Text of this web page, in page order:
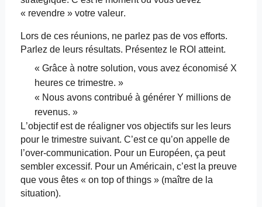
« revendre » votre valeur.
Lors de ces réunions, ne parlez pas de vos efforts.
Parlez de leurs résultats. Présentez le ROI atteint.
« Grâce à notre solution, vous avez économisé X
heures ce trimestre. »
« Nous avons contribué à générer Y millions de
revenus. »
L’objectif est de réaligner vos objectifs sur les leurs
pour le trimestre suivant. C’est ce qu’on appelle de
l’over-communication. Pour un Européen, ça peut
sembler excessif. Pour un Américain, c’est la preuve
que vous êtes « on top ofthings» (maître de la
situation).